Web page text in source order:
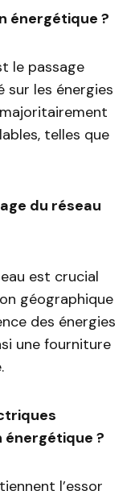
énergétique ?
le passage
sur les énergies
telles que
du réseau
est crucial
géographique
des énergies
une fourniture
?
l’essor